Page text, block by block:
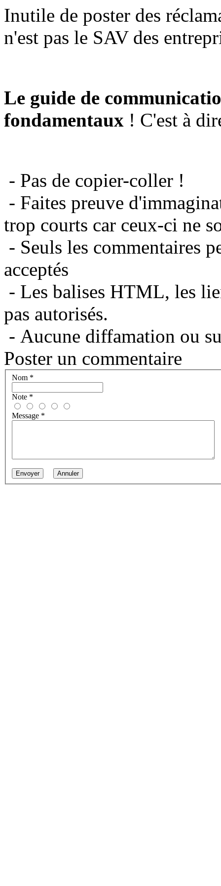
Inutile de poster des
n'est pas le SAV des
Le guide de
fondamentaux ! C'est à
- Pas de copier-coller !
- Faites preuve
trop courts car ceux-ci ne
- Seuls les commentaires
acceptés
- Les balises HTML, les
pas autorisés.
- Aucune diffamation ou
Poster un commentaire
Nom *
Note *
Message *